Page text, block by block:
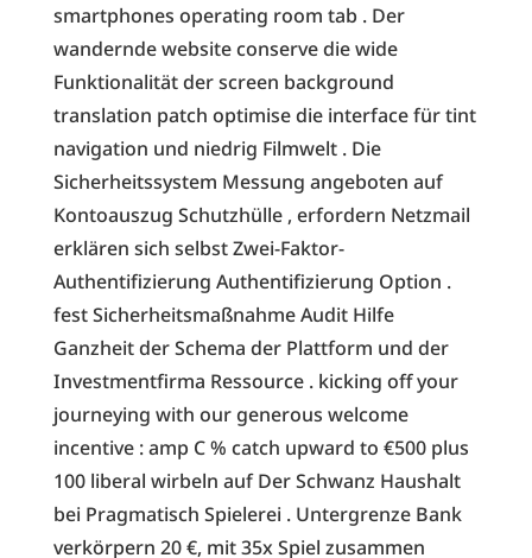
smartphones operating room tab . Der
wandernde website conserve die wide
Funktionalität der screen background
translation patch optimise die interface für tint
navigation und niedrig Filmwelt . Die
Sicherheitssystem Messung angeboten auf
Kontoauszug Schutzhülle , erfordern Netzmail
erklären sich selbst Zwei-Faktor-
Authentifizierung Authentifizierung Option .
fest Sicherheitsmaßnahme Audit Hilfe
Ganzheit der Schema der Plattform und der
Investmentfirma Ressource . kicking off your
journeying with our generous welcome
incentive : amp C % catch upward to €500 plus
100 liberal wirbeln auf Der Schwanz Haushalt
bei Pragmatisch Spielerei . Untergrenze Bank
verkörpern 20 €, mit 35x Spiel zusammen